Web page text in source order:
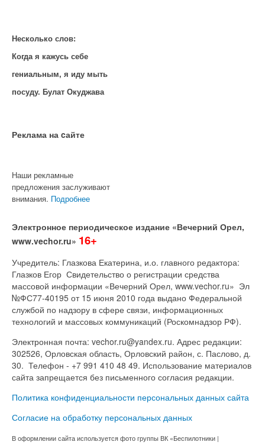
Несколько слов:
Когда я кажусь себе
гениальным, я иду мыть
посуду. Булат Окуджава
Реклама на cайте
Наши рекламные
предложения заслуживают
внимания. Подробнее
Электронное периодическое издание «Вечерний Орел,
www.vechor.ru» 16+
Учредитель: Глазкова Екатерина, и.о. главного редактора:
Глазков Егор Свидетельство о регистрации средства
массовой информации «Вечерний Орел, www.vechor.ru» Эл
№ФС77-40195 от 15 июня 2010 года выдано Федеральной
службой по надзору в сфере связи, информационных
технологий и массовых коммуникаций (Роскомнадзор РФ).
Электронная почта: vechor.ru@yandex.ru. Адрес редакции:
302526, Орловская область, Орловский район, с. Паслово, д.
30. Телефон - +7 991 410 48 49. Использование материалов
сайта запрещается без письменного согласия редакции.
Политика конфиденциальности персональных данных сайта
Согласие на обработку персональных данных
В оформлении сайта используется фото группы ВК «Беспилотники |